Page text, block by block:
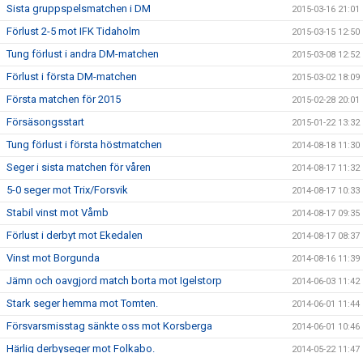
Sista gruppspelsmatchen i DM 2015-03-16 21:01
Förlust 2-5 mot IFK Tidaholm 2015-03-15 12:50
Tung förlust i andra DM-matchen 2015-03-08 12:52
Förlust i första DM-matchen 2015-03-02 18:09
Första matchen för 2015 2015-02-28 20:01
Försäsongsstart 2015-01-22 13:32
Tung förlust i första höstmatchen 2014-08-18 11:30
Seger i sista matchen för våren 2014-08-17 11:32
5-0 seger mot Trix/Forsvik 2014-08-17 10:33
Stabil vinst mot Våmb 2014-08-17 09:35
Förlust i derbyt mot Ekedalen 2014-08-17 08:37
Vinst mot Borgunda 2014-08-16 11:39
Jämn och oavgjord match borta mot Igelstorp 2014-06-03 11:42
Stark seger hemma mot Tomten. 2014-06-01 11:44
Försvarsmisstag sänkte oss mot Korsberga 2014-06-01 10:46
Härlig derbyseger mot Folkabo. 2014-05-22 11:47